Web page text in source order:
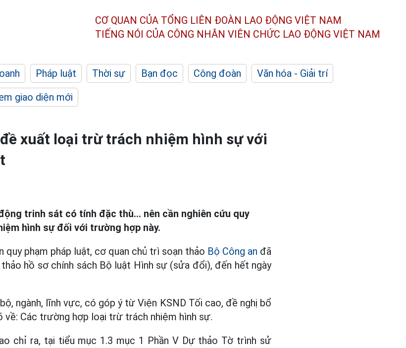
CƠ QUAN CỦA TỔNG LIÊN ĐOÀN LAO ĐỘNG VIỆT NAM
TIẾNG NÓI CỦA CÔNG NHÂN VIÊN CHỨC LAO ĐỘNG VIỆT NAM
Pháp luật Thời sự Bạn đọc Công đoàn
Văn hóa - Giải trí
giao diện mới
xuất loại trừ trách nhiệm hình sự với
trinh sát có tính đặc thù... nên cần nghiên cứu quy
hình sự đối với trường hợp này.
quy phạm pháp luật, cơ quan chủ trì soạn thảo Bộ Công an đã
hồ sơ chính sách Bộ luật Hình sự (sửa đổi), đến hết ngày
ngành, lĩnh vực, có góp ý từ Viện KSND Tối cao, đề nghị bổ
về: Các trường hợp loại trừ trách nhiệm hình sự.
chỉ ra, tại tiểu mục 1.3 mục 1 Phần V Dự thảo Tờ trình sử